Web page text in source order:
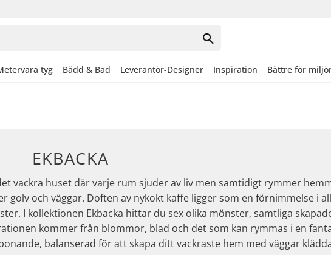
tyg Bädd & Bad Leverantör-Designer Inspiration Bättre för
EKBACKA
vackra huset där varje rum sjuder av liv men samtidigt rymmer
golv och väggar. Doften av nykokt kaffe ligger som en förnimmelse i
I kollektionen Ekbacka hittar du sex olika mönster, samtliga
kommer från blommor, blad och det som kan rymmas i en
balanserad för att skapa ditt vackraste hem med väggar